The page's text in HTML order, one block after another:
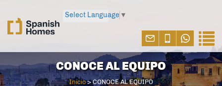
Select Language ▼
CONOCE AL EQUIPO
Inicio> CONOCE AL EQUIPO